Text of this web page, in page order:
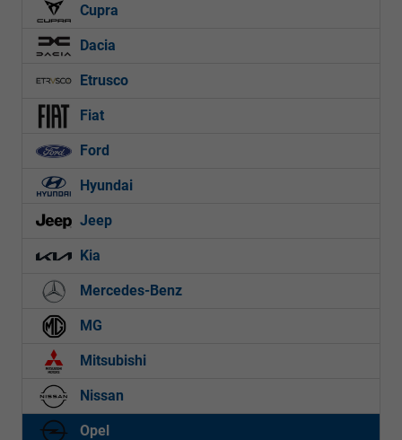
Cupra
Dacia
Etrusco
Fiat
Ford
Hyundai
Jeep
Kia
Mercedes-Benz
MG
Mitsubishi
Nissan
Opel